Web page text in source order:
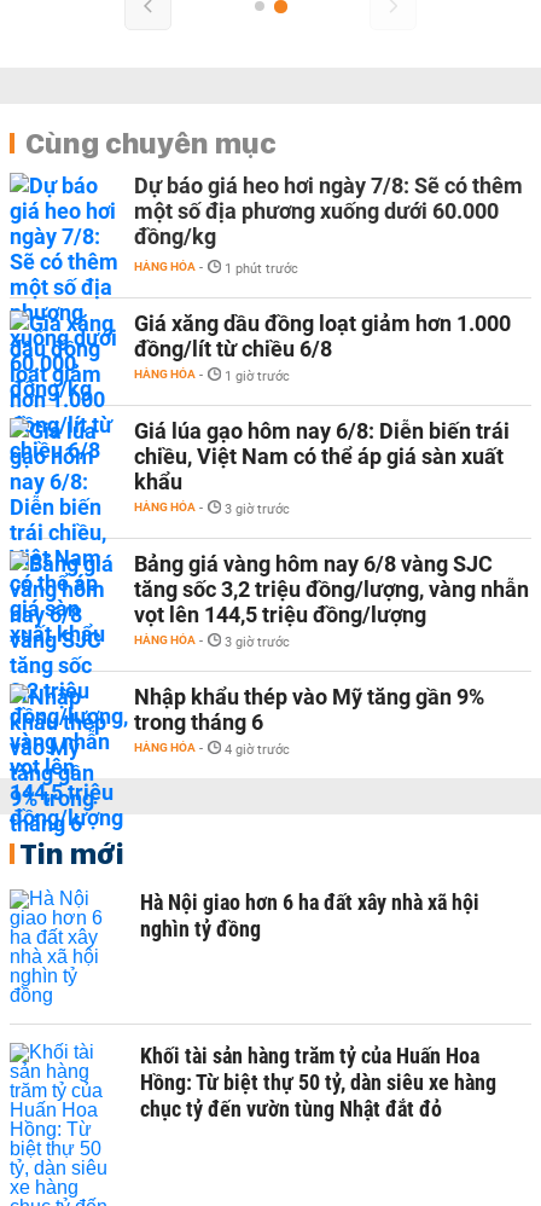
Cùng chuyên mục
Dự báo giá heo hơi ngày 7/8: Sẽ có thêm
một số địa phương xuống dưới 60.000
đồng/kg
HÀNG HÓA - 1 phút trước
Giá xăng dầu đồng loạt giảm hơn 1.000
đồng/lít từ chiều 6/8
HÀNG HÓA - 1 giờ trước
Giá lúa gạo hôm nay 6/8: Diễn biến trái
chiều, Việt Nam có thể áp giá sàn xuất
khẩu
HÀNG HÓA - 3 giờ trước
Bảng giá vàng hôm nay 6/8 vàng SJC
tăng sốc 3,2 triệu đồng/lượng, vàng nhẫn
vọt lên 144,5 triệu đồng/lượng
HÀNG HÓA - 3 giờ trước
Nhập khẩu thép vào Mỹ tăng gần 9%
trong tháng 6
HÀNG HÓA - 4 giờ trước
Tin mới
Hà Nội giao hơn 6 ha đất xây nhà xã hội
nghìn tỷ đồng
Khối tài sản hàng trăm tỷ của Huấn Hoa
Hồng: Từ biệt thự 50 tỷ, dàn siêu xe hàng
chục tỷ đến vườn tùng Nhật đắt đỏ